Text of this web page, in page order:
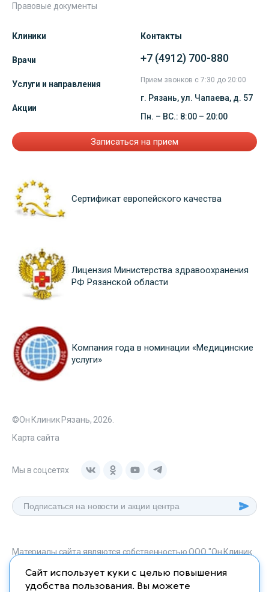
Правовые документы
Клиники
Врачи
Услуги и направления
Акции
Контакты
+7 (4912) 700-880
Прием звонков с 7:30 до 20:00
г. Рязань, ул. Чапаева, д. 57
Пн. – ВС.: 8:00 – 20:00
Записаться на прием
Сертификат европейского качества
Лицензия Министерства здравоохранения
РФ Рязанской области
Компания года в номинации «Медицинские
услуги»
©Он Клиник Рязань, 2026.
Карта сайта
Мы в соцсетях
Материалы сайта являются собственностью ООО "Он Клиник
onclinic-ryazan.ru запрещено в соответствии со статьей 1259
ГК. РФ.
Сайт использует куки с целью повышения
удобства пользования. Вы можете